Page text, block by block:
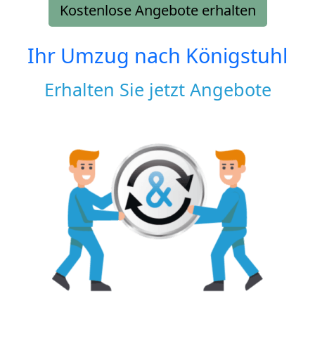
Kostenlose Angebote erhalten
Ihr Umzug nach Königstuhl
Erhalten Sie jetzt Angebote